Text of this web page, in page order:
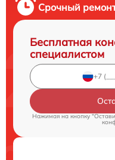
Срочный
Бесплатная
специалистом
Нажимая на кнопку